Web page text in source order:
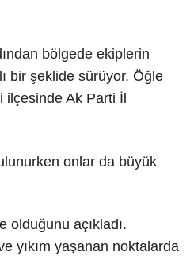
bölgede ekiplerin
bir şeklide sürüyor. Öğle
ilçesinde Ak Parti İl
onlar da büyük
açıkladı.
yıkım yaşanan noktalarda